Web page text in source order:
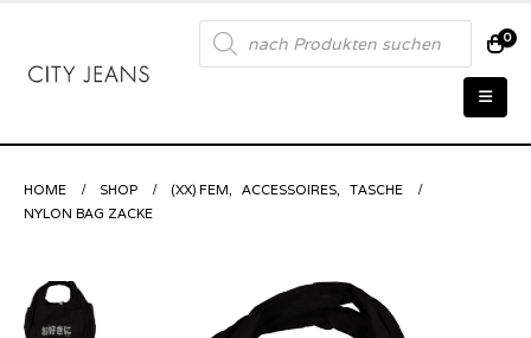
Products
search 0
HOME SHOP (XX) FEM, ACCESSOIRES,
TASCHE
NYLON BAG ZACKE